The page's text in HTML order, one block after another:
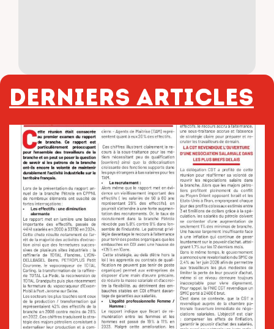
Derniers articles